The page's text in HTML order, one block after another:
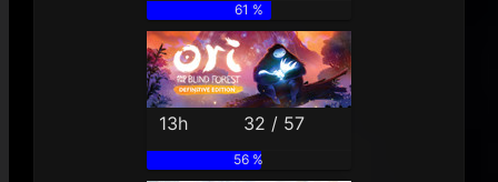
61 %
13h 32 / 57
56 %